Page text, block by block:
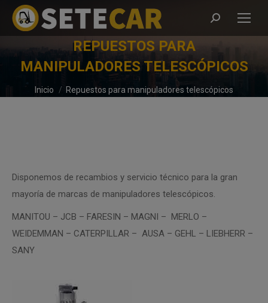
Buscar:
REPUESTOS PARA
MANIPULADORES TELESCÓPICOS
Estás aquí:
Inicio Repuestos para manipuladores telescópicos
Disponemos de recambios y servicio técnico para la gran
mayoría de marcas de manipuladores telescópicos.
MANITOU – JCB – FARESIN – MAGNI – MERLO –
WEIDEMMAN – CATERPILLAR – AUSA – GEHL – LIEBHERR –
SANY